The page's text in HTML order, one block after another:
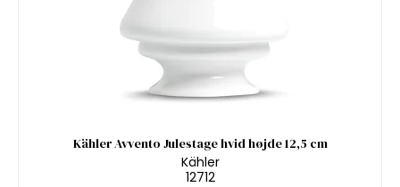
Kähler Avvento Julestage hvid højde 12,5 cm
Kähler
12712